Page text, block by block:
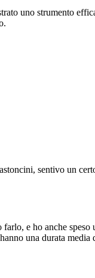
uno strumento
sentivo un
e ho anche
una durata